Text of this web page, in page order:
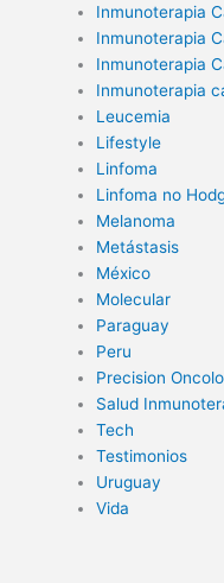
Inmunoterapia
Inmunoterapia
Inmunoterapia
Inmunoterapia
Leucemia
Lifestyle
Linfoma
Linfoma no
Melanoma
Metástasis
México
Molecular
Paraguay
Peru
Precision
Salud
Tech
Testimonios
Uruguay
Vida